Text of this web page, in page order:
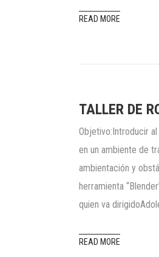
READ MORE
TALLER DE
Objetivo:Introducir
en un ambiente de
ambientación y
herramienta
quien va
READ MORE